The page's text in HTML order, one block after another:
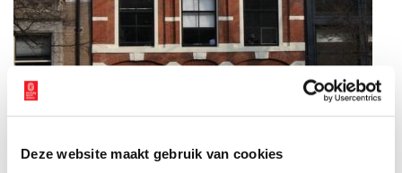
Deze website maakt gebruik van cookies